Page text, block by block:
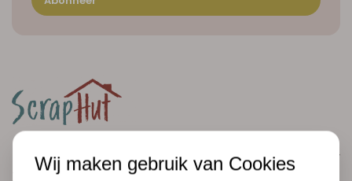
Klantenservice
Informatie
Wij maken gebruik van Cookies